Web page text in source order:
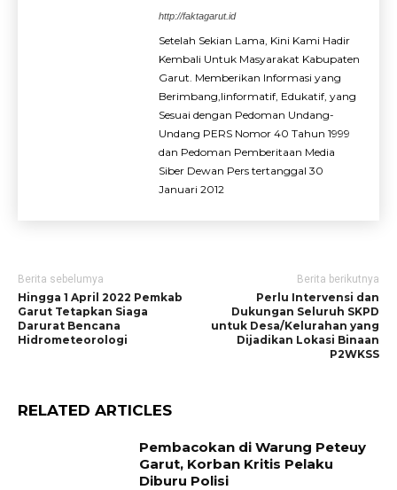
http://faktagarut.id
Setelah Sekian Lama, Kini Kami Hadir
Kembali Untuk Masyarakat Kabupaten
Garut. Memberikan Informasi yang
Berimbang,Iinformatif, Edukatif, yang
Sesuai dengan Pedoman Undang-
Undang PERS Nomor 40 Tahun 1999
dan Pedoman Pemberitaan Media
Siber Dewan Pers tertanggal 30
Januari 2012
Berita sebelumya
Hingga 1 April 2022 Pemkab
Garut Tetapkan Siaga
Darurat Bencana
Hidrometeorologi
Berita berikutnya
Perlu Intervensi dan
Dukungan Seluruh SKPD
untuk Desa/Kelurahan yang
Dijadikan Lokasi Binaan
P2WKSS
RELATED ARTICLES
Pembacokan di Warung Peteuy
Garut, Korban Kritis Pelaku
Diburu Polisi